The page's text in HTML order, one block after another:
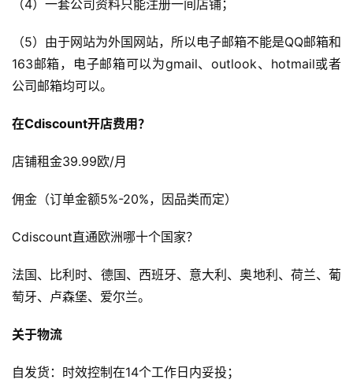
科
社
营
销
境
航
（4）一套公司资料只能注册一间店铺；
（5）由于网站为外国网站，所以电子邮箱不能是QQ邮箱和
163邮箱，电子邮箱可以为gmail、outlook、hotmail或者
公司邮箱均可以。
在Cdiscount开店费用？
店铺租金39.99欧/月
佣金（订单金额5%-20%，因品类而定）
Cdiscount直通欧洲哪十个国家？
法国、比利时、德国、西班牙、意大利、奥地利、荷兰、葡
萄牙、卢森堡、爱尔兰。
关于物流
自发货：时效控制在14个工作日内妥投；